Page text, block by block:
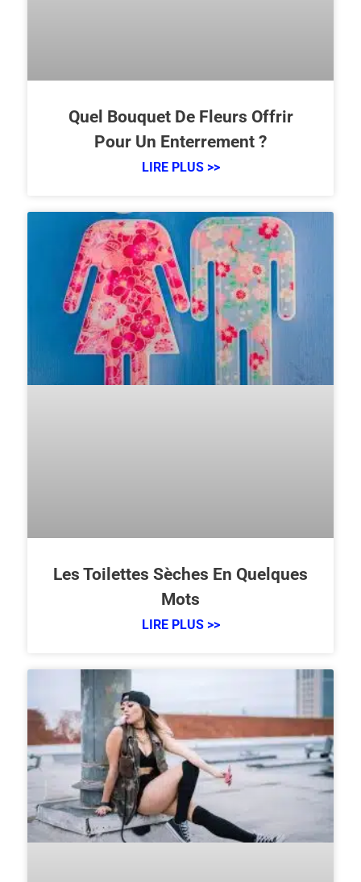
Quel Bouquet De Fleurs Offrir
Pour Un Enterrement ?
LIRE PLUS >>
Les Toilettes Sèches En Quelques
Mots
LIRE PLUS >>